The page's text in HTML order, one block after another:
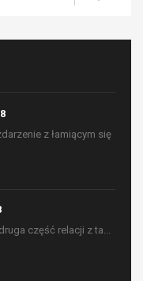
z łamiącym się
część relacji z ta...